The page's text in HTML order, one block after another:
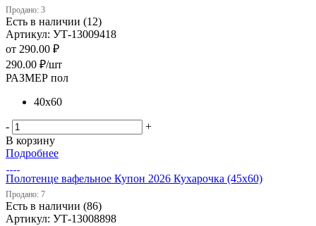
Продано: 3
Есть в наличии (12)
Артикул: УТ-13009418
от 290.00 ₽
290.00 ₽/шт
РАЗМЕР пол
40х60
-
+
В корзину
Подробнее
Полотенце вафельное Купон 2026 Кухарочка (45х60)
Продано: 7
Есть в наличии (86)
Артикул: УТ-13008898